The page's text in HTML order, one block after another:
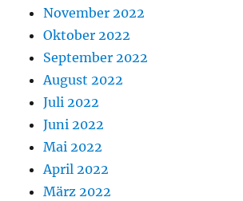
November 2022
Oktober 2022
September 2022
August 2022
Juli 2022
Juni 2022
Mai 2022
April 2022
März 2022